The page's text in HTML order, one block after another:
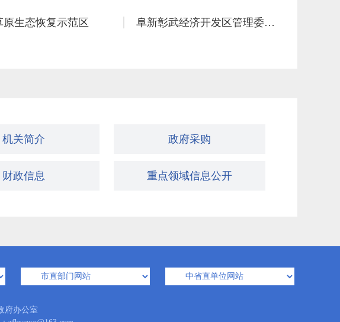
原生态恢复示范区 阜新彰武经济开发区管理委员会
招商服务中心
大冷镇人民政府
彰武县四堡子镇人民政府
后新秋镇人民政府
彰武县东六家子镇人民政府
机关简介 政府采购
财政信息 重点领域信息公开
府办公室